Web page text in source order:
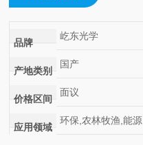
品牌
屹东光学
产地类别
国产
价格区间
面议
应用领域
环保,农林牧渔,能源